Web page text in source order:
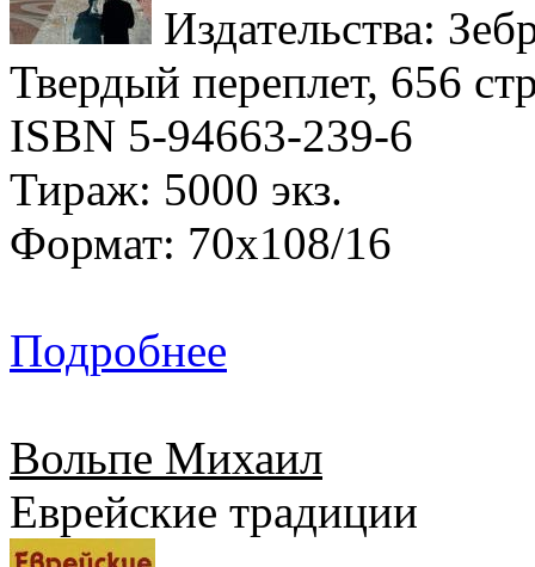
Издательства:
Твердый переплет, 656
ISBN 5-94663-239-6
Тираж: 5000 экз.
Формат: 70x108/16
Подробнее
Вольпе Михаил
Еврейские традиции